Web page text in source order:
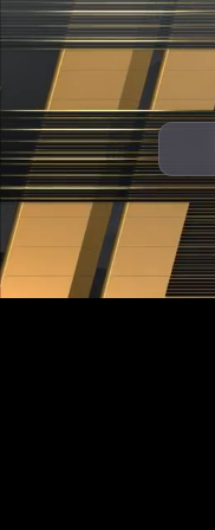
Facecast —
для онлайн-трансляций.
Универсальный
монетизации видео.
ACA 190